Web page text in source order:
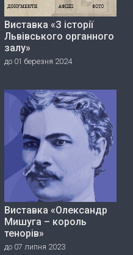
Виставка «З історії
Львівського органного
залу»
до 01 березня 2024
Виставка «Олександр
Мишуга – король
тенорів»
до 07 липня 2023